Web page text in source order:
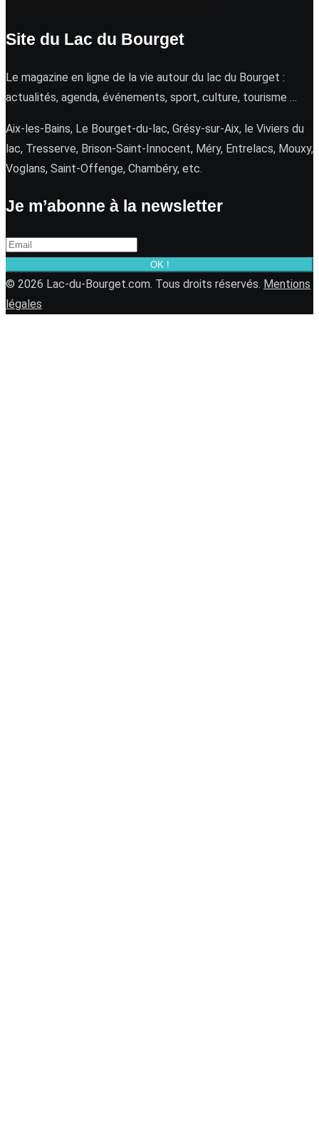
Site du Lac du Bourget
Le magazine en ligne de la vie autour du lac du Bourget :
actualités, agenda, événements, sport, culture, tourisme …
Aix-les-Bains, Le Bourget-du-lac, Grésy-sur-Aix, le Viviers du
lac, Tresserve, Brison-Saint-Innocent, Méry, Entrelacs, Mouxy,
Voglans, Saint-Offenge, Chambéry, etc.
Je m’abonne à la newsletter
OK !
© 2026 Lac-du-Bourget.com. Tous droits réservés. Mentions
légales